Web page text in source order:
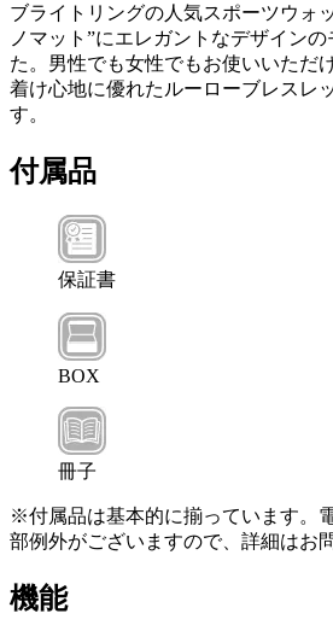
ブライトリングの人気スポーツウォ
ノマット”にエレガントなデザイン
た。男性でも女性でもお使いいただ
着け心地に優れたルーローブレスレ
す。
付属品
保証書
BOX
冊子
※付属品は基本的に揃っています。
部例外がございますので、詳細はお
機能